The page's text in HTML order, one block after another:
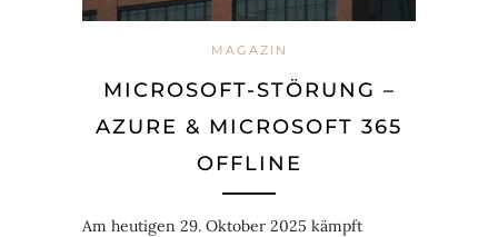
MAGAZIN
MICROSOFT-STÖRUNG –
AZURE & MICROSOFT 365
OFFLINE
Am heutigen 29. Oktober 2025 kämpft